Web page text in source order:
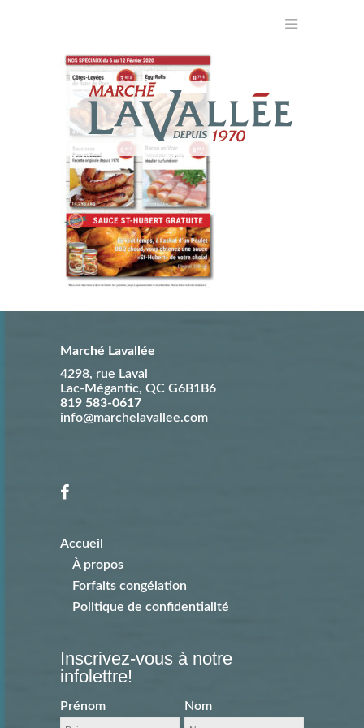
Marché Lavallée
4298, rue Laval
Lac-Mégantic, QC G6B1B6
819 583-0617
info@marchelavallee.com
Accueil
À propos
Forfaits congélation
Politique de confidentialité
Inscrivez-vous à notre
infolettre!
Prénom Nom